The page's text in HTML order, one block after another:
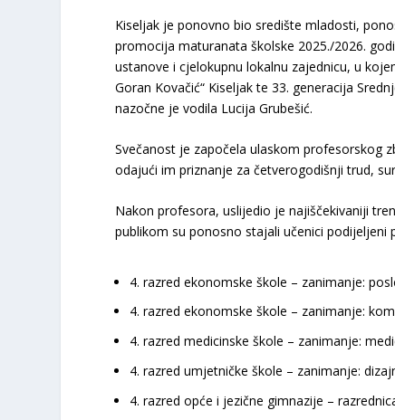
Kiseljak je ponovno bio središte mladosti,
promocija maturanata školske 2025./2026.
ustanove i cjelokupnu lokalnu zajednicu, u
Goran Kovačić“ Kiseljak te 33. generacija
nazočne je vodila Lucija Grubešić.
​Svečanost je započela ulaskom profesorskog
odajući im priznanje za četverogodišnji trud,
​Nakon profesora, uslijedio je najiščekivaniji
publikom su ponosno stajali učenici podijeljeni
4. razred ekonomske škole – zanimanje:
4. razred ekonomske škole – zanimanje:
4. razred medicinske škole – zanimanje:
4. razred umjetničke škole – zanimanje:
4. razred opće i jezične gimnazije –